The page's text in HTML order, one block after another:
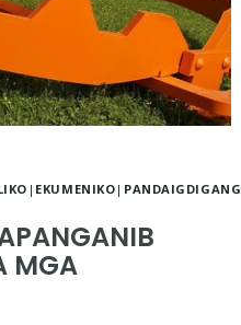
| EKUMENIKO | PANDAIGDIGANG
MGA